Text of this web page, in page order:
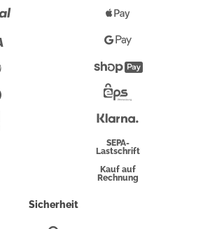
Maestro
Pay
Google
Pay
Überweisung
SEPA-
Lastschrift
Kauf auf
Rechnung
Sicherheit